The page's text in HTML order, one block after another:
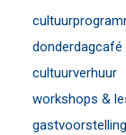
donderdagcafé
cultuurverhuur
workshops &